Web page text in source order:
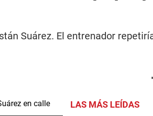
Suárez. El entrenador
LAS MÁS LEÍDAS